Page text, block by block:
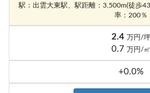
駅：出雲大東駅、駅距離：3,500m(徒歩
率：200％
2.4 万円/坪
0.7 万円/㎡
+0.0%